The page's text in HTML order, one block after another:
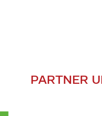
PARTNER